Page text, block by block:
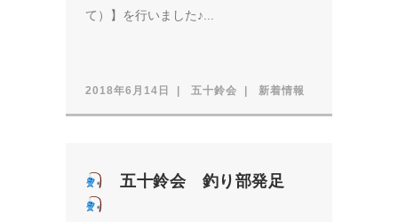
て）】を行いました♪...
2018年6月14日 五十鈴会 新着情報
五十鈴会 釣り部発足